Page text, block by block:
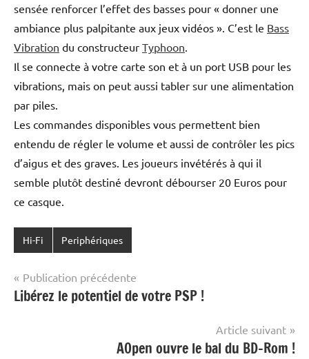
sensée renforcer l’effet des basses pour « donner une
ambiance plus palpitante aux jeux vidéos ». C’est le Bass
Vibration du constructeur Typhoon
Il se connecte à votre carte son et à un port USB pour les
vibrations, mais on peut aussi tabler sur une alimentation
par piles.
Les commandes disponibles vous permettent bien
entendu de régler le volume et aussi de contrôler les pics
d’aigus et des graves. Les joueurs invétérés à qui il
semble plutôt destiné devront débourser 20 Euros pour
ce casque.
Hi-Fi Periphériques
Navigation
de
Publication précédente
Libérez le potentiel de votre PSP !
Article suivant
AOpen ouvre le bal du BD-Rom !